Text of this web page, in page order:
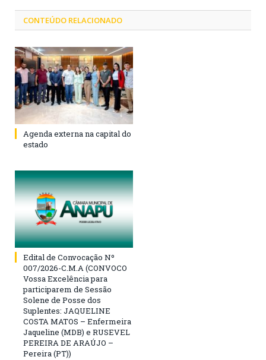
CONTEÚDO RELACIONADO
Agenda externa na capital do
estado
Edital de Convocação Nº
007/2026-C.M.A (CONVOCO
Vossa Excelência para
participarem de Sessão
Solene de Posse dos
Suplentes: JAQUELINE
COSTA MATOS – Enfermeira
Jaqueline (MDB) e RUSEVEL
PEREIRA DE ARAÚJO –
Pereira (PT))